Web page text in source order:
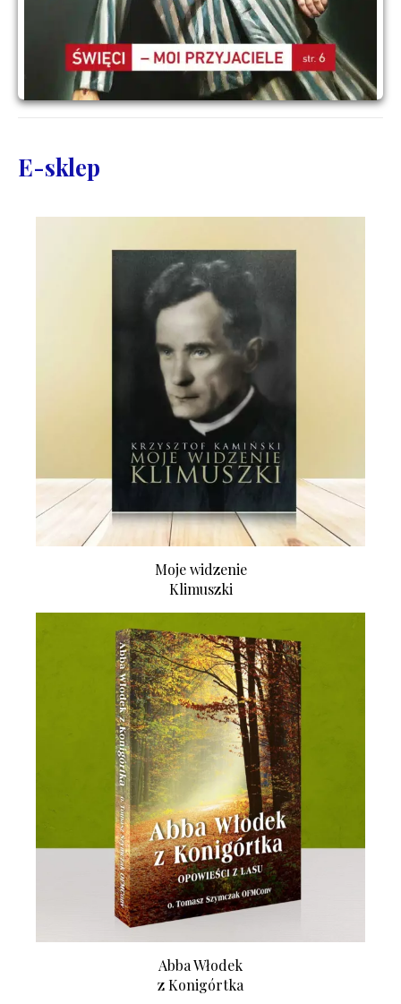
E-sklep
Moje widzenie
Klimuszki
Abba Włodek
z Konigórtka